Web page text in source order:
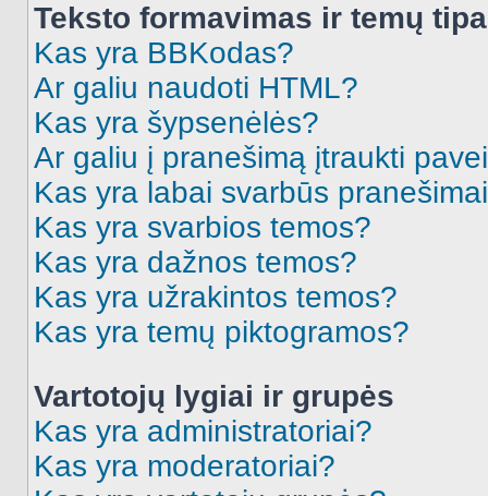
Teksto formavimas ir temų
Kas yra BBKodas?
Ar galiu naudoti HTML?
Kas yra šypsenėlės?
Ar galiu į pranešimą įtraukti
Kas yra labai svarbūs
Kas yra svarbios temos?
Kas yra dažnos temos?
Kas yra užrakintos temos?
Kas yra temų piktogramos?
Vartotojų lygiai ir grupės
Kas yra administratoriai?
Kas yra moderatoriai?